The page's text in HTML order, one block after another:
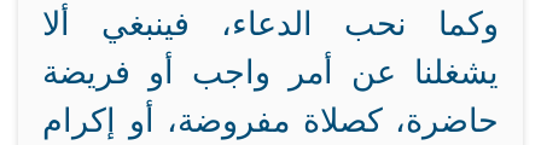
وكما نحب الدعاء، فينبغي ألا
يشغلنا عن أمر واجب أو فريضة
حاضرة، كصلاة مفروضة، أو إكرام